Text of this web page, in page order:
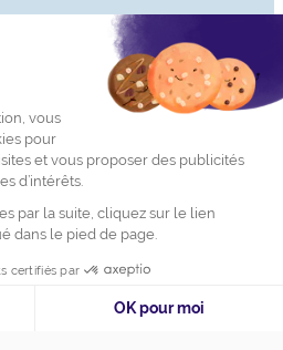
Mentions légales